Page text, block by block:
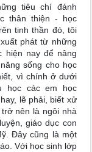
tiêu chí đánh
thân thiện - học
tinh thần đó, tôi
phát từ những
hiện nay để nâng
sống cho học
vì chính ở dưới
học các em học
lẽ phải, biết xử
nên là ngôi nhà
giáo dục con
Đây cũng là một
Với học sinh lớp